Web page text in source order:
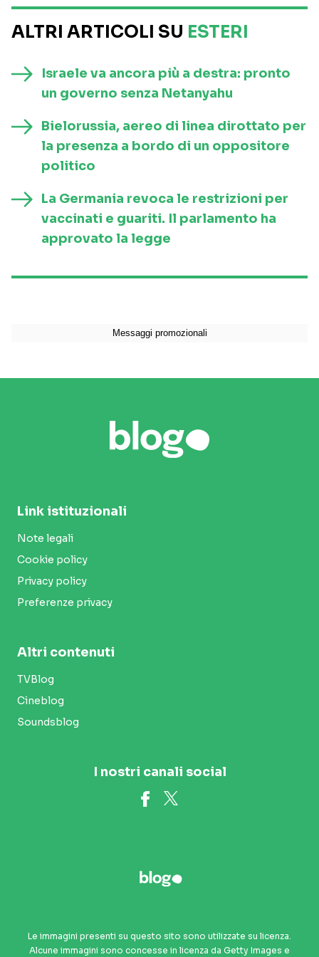
ALTRI ARTICOLI SU ESTERI
Israele va ancora più a destra: pronto
un governo senza Netanyahu
Bielorussia, aereo di linea dirottato per
la presenza a bordo di un oppositore
politico
La Germania revoca le restrizioni per
vaccinati e guariti. Il parlamento ha
approvato la legge
Link istituzionali
Note legali
Cookie policy
Privacy policy
Preferenze privacy
Altri contenuti
TVBlog
Cineblog
Soundsblog
I nostri canali social
Le immagini presenti su questo sito sono utilizzate su licenza.
Alcune immagini sono concesse in licenza da Getty Images e